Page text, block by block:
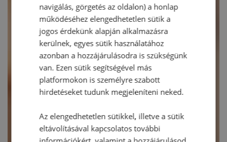
navigálás, görgetés az oldalon) a honlap
működéséhez elengedhetetlen sütik a
jogos érdekünk alapján alkalmazásra
kerülnek, egyes sütik használatához
azonban a hozzájárulásodra is szükségünk
van. Ezen sütik segítségével más
platformokon is személyre szabott
hirdetéseket tudunk megjeleníteni neked.
Az elengedhetetlen sütikkel, illetve a sütik
eltávolításával kapcsolatos további